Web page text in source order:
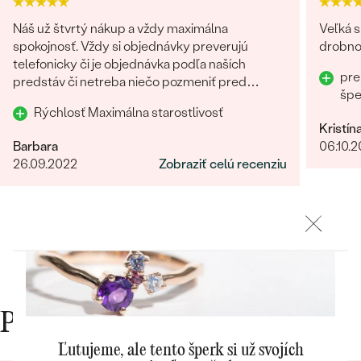
OBJAVIŤ
PODĽA TVARU DRAHOKAMU
NA MIERU
DIAMANTY
náušnice
PREZRIEŤ
Personalizované
prívesky
Najpredávanejšie
prstene
Náš už štvrtý nákup a vždy maximálna
spokojnosť. Vždy si objednávky preverujú
telefonicky či je objednávka podľa naších
predstáv či netreba niečo pozmeniť pred
Rýchlosť Maximálna starostlivosť
Barbara
26.09.2022
Zobraziť celú recenziu
Veľká
Prečo nakupovať v Eppi
Ľutujeme, ale tento šperk si už svojích